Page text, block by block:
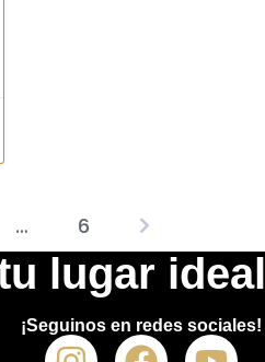
… 6
lugar ideal
¡Seguinos en redes sociales!